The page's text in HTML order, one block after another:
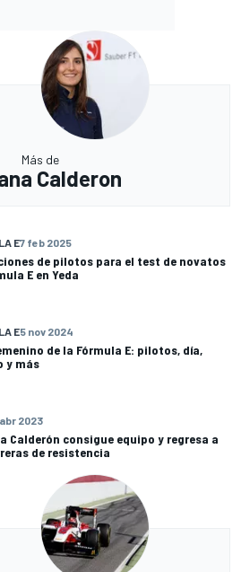
Más de
Calderon
E7 feb 2025
de pilotos para el test de novatos
E en Yeda
E5 nov 2024
de la Fórmula E: pilotos, día,
y más
abr 2023
Calderón consigue equipo y regresa a
de resistencia